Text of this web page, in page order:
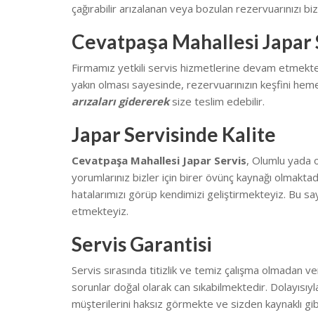
çağırabilir arızalanan veya bozulan rezervuarınızı
Cevatpaşa Mahallesi Japar
Firmamız yetkili servis hizmetlerine devam
yakın olması sayesinde, rezervuarınızın keşfini
arızaları giderereksize teslim edebilir.
Japar Servisinde Kalite
Cevatpaşa Mahallesi Japar Servis, Olumlu yada
yorumlarınız bizler için birer övünç kaynağı
hatalarımızı görüp kendimizi geliştirmekteyiz. Bu
etmekteyiz.
Servis Garantisi
Servis sırasında titizlik ve temiz çalışma olmadan
sorunlar doğal olarak can sıkabilmektedir.
müşterilerini haksız görmekte ve sizden kaynaklı